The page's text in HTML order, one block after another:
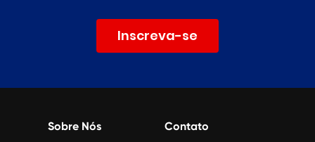
Inscreva-se
Sobre Nós Contato